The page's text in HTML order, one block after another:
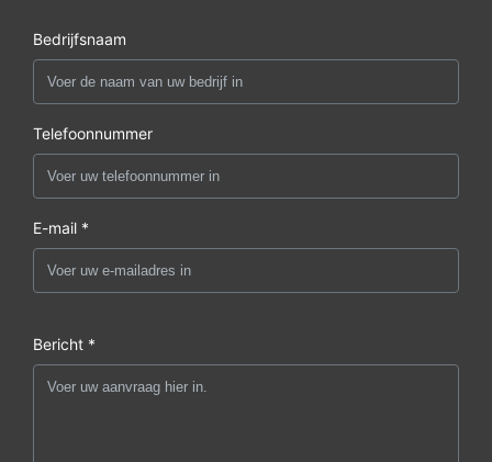
Bedrijfsnaam
Telefoonnummer
E-mail *
Bericht *